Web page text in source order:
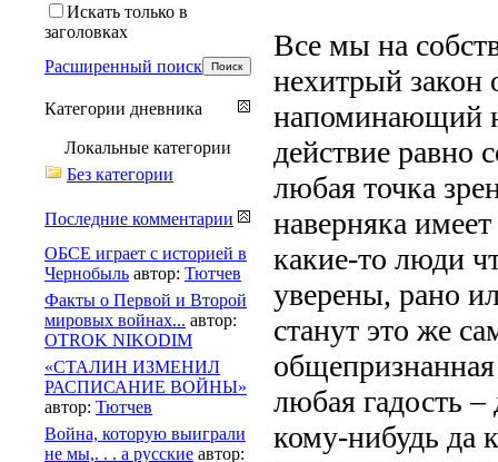
Все мы на
нехитрый закон
напоминающий
действие равно
любая точка
наверняка
какие-то люди
уверены, рано
станут это же
любая гадость –
кому-нибудь да
Искать только в
заголовках
Расширенный поиск
Категории дневника
Локальные категории
Без категории
Последние комментарии
ОБСЕ играет с историей в
Чернобыль автор: Тютчев
Факты о Первой и Второй
мировых войнах... автор:
OTROK NIKODIM
«СТАЛИН ИЗМЕНИЛ
РАСПИСАНИЕ ВОЙНЫ»
автор: Тютчев
Война, которую выиграли
не мы,. . . а русские автор: